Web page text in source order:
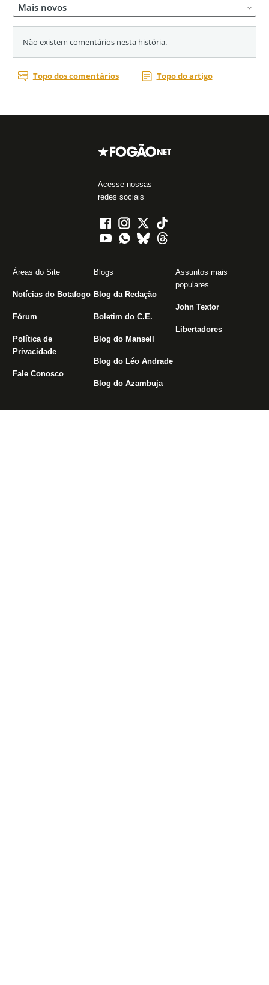
Acesse nossas
redes sociais
Áreas do Site
Notícias do Botafogo
Fórum
Política de
Privacidade
Fale Conosco
Blogs
Blog da Redação
Boletim do C.E.
Blog do Mansell
Blog do Léo Andrade
Blog do Azambuja
Assuntos mais
populares
John Textor
Libertadores